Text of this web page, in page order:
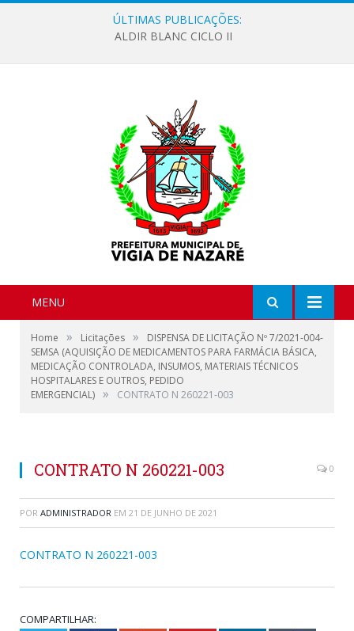
ÚLTIMAS PUBLICAÇÕES:
ALDIR BLANC CICLO II
MENU
Home » Licitações »
DISPENSA DE LICITAÇÃO Nº 7/2021-004-
SEMSA (AQUISIÇÃO DE MEDICAMENTOS PARA FARMÁCIA BÁSICA,
MEDICAÇÃO CONTROLADA, INSUMOS, MATERIAIS TÉCNICOS
HOSPITALARES E OUTROS, PEDIDO
EMERGENCIAL) » CONTRATO N 260221-003
CONTRATO N 260221-003 0
POR ADMINISTRADOR EM 21 DE JUNHO DE 2021
CONTRATO N 260221-003
COMPARTILHAR: